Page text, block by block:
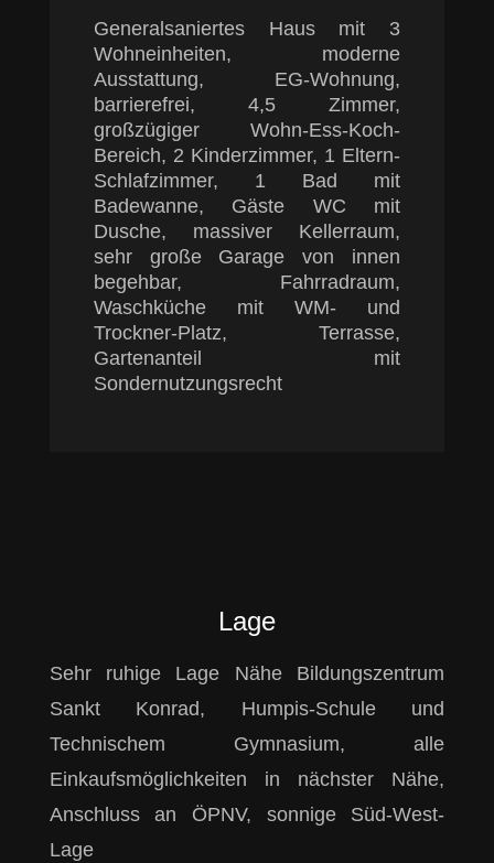
Generalsaniertes Haus mit 3
Wohneinheiten, moderne
Ausstattung, EG-Wohnung,
barrierefrei, 4,5 Zimmer,
großzügiger Wohn-Ess-Koch-
Bereich, 2 Kinderzimmer, 1 Eltern-
Schlafzimmer, 1 Bad mit
Badewanne, Gäste WC mit
Dusche, massiver Kellerraum,
sehr große Garage von innen
begehbar, Fahrradraum,
Waschküche mit WM- und
Trockner-Platz, Terrasse,
Gartenanteil mit
Sondernutzungsrecht
Lage
Sehr ruhige Lage Nähe Bildungszentrum
Sankt Konrad, Humpis-Schule und
Technischem Gymnasium, alle
Einkaufsmöglichkeiten in nächster Nähe,
Anschluss an ÖPNV, sonnige Süd-West-
Lage